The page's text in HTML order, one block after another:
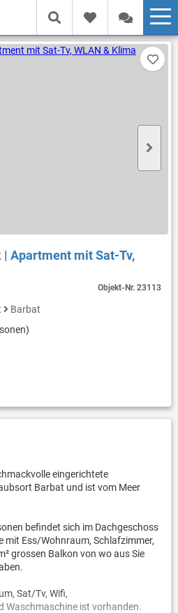
Apartment mit Sat-Tv,
Objekt-Nr.23113
Barbat
eingerichtete
Barbat und ist vom Meer
befindet sich im Dachgeschoss
mit Ess/Wohnraum, Schlafzimmer,
grossen Balkon von wo aus Sie
Sat/Tv, Wifi,
Waschmaschine ist vorhanden.